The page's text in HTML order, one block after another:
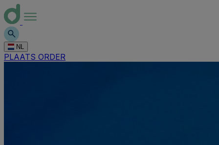
NL
PLAATS ORDER